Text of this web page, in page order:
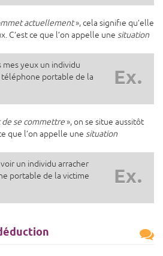
actuellement», cela signifie qu’elle
C’est ce que l’on appelle une situation
Ex.
mes yeux un individu
téléphone portable de la
de se commettre», on se situe aussitôt
que l’on appelle une situation
Ex.
un individu arracher
portable de la victime